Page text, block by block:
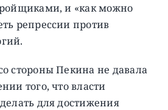
и «как можно
репрессии против
стороны Пекина не давала
того, что власти
для достижения